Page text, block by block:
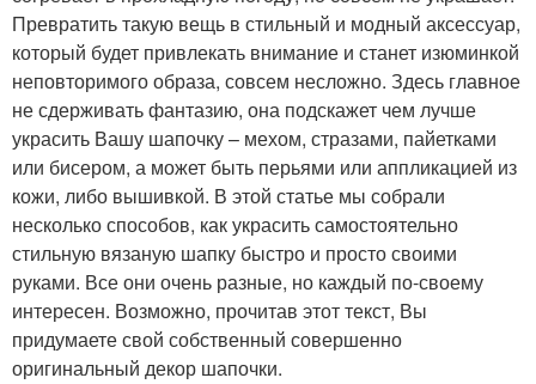
Превратить такую вещь в стильный и модный аксессуар,
который будет привлекать внимание и станет изюминкой
неповторимого образа, совсем несложно. Здесь главное
не сдерживать фантазию, она подскажет чем лучше
украсить Вашу шапочку – мехом, стразами, пайетками
или бисером, а может быть перьями или аппликацией из
кожи, либо вышивкой. В этой статье мы собрали
несколько способов, как украсить самостоятельно
стильную вязаную шапку быстро и просто своими
руками. Все они очень разные, но каждый по-своему
интересен. Возможно, прочитав этот текст, Вы
придумаете свой собственный совершенно
оригинальный декор шапочки.